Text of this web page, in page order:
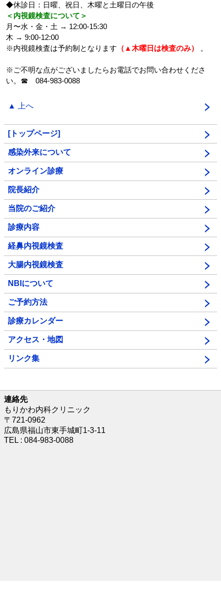
◆休診日：日曜、祝日、木曜と土曜日の午後
＜内視鏡検査について＞
月〜水・金・土 → 12:00-15:30
木 → 9:00-12:00
※内視鏡検査は予約制となります （▲木曜日は検査のみ） 。
※ご不明な点がございましたらお電話でお問い合わせくださ
い。☎ 084-983-0088
▲ 上へ
[トップページ]
感染外来について
オンライン診療
院長紹介
当院のご紹介
診療内容
経鼻内視鏡検査
大腸内視鏡検査
NBIについて
ご予約方法
診療カレンダー
アクセス・地図
リンク集
連絡先
もりかわ内科クリニック
〒721-0962
広島県福山市東手城町1-3-11
TEL : 084-983-0088